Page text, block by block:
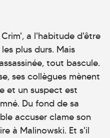
a l'habitude d'être
plus durs. Mais
tout bascule.
ses collègues mènent
et un suspect est
Du fond de sa
accuser clame son
à Malinowski. Et s'il